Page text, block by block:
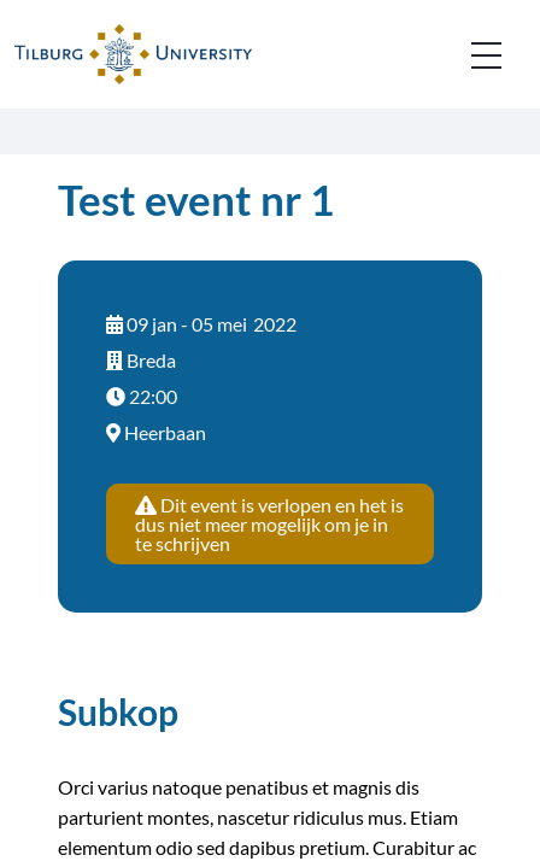
Test event nr 1
09 jan - 05 mei 2022
Breda
22:00
Heerbaan
Dit event is verlopen en het is
dus niet meer mogelijk om je in
te schrijven
Subkop
Orci varius natoque penatibus et magnis dis
parturient montes, nascetur ridiculus mus. Etiam
elementum odio sed dapibus pretium. Curabitur ac